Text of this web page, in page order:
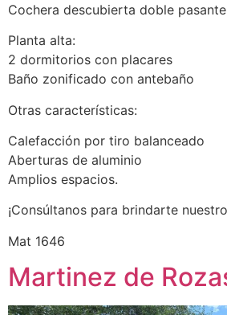
Cochera descubierta doble pasante
Planta alta:
2 dormitorios con placares
Baño zonificado con antebaño
Otras características:
Calefacción por tiro balanceado
Aberturas de aluminio
Amplios espacios.
¡Consúltanos para brindarte
Mat 1646
Martinez de